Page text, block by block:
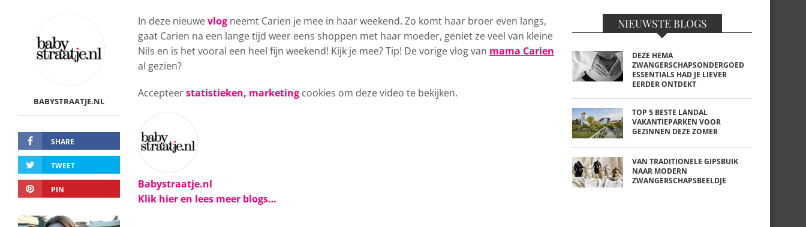
BABYSTRAATJE.NL
SHARE
TWEET
PIN
In deze nieuwevlog neemt Carien je mee in haar weekend. Zo komt haar broer even langs,
gaat Carien na een lange tijd weer eens shoppen met haar moeder, geniet ze veel van kleine
Nils en is het vooral een heel fijn weekend! Kijk je mee? Tip! De vorige vlog van mama Carien
al gezien?
Accepteerstatistieken, marketing cookies om deze video te bekijken.
Babystraatje.nl
Klik hier en lees meer blogs…
NIEUWSTE BLOGS
DEZE HEMA
ZWANGERSCHAPSONDERGOED
ESSENTIALS HAD JE LIEVER
EERDER ONTDEKT
TOP 5 BESTE LANDAL
VAKANTIEPARKEN VOOR
GEZINNEN DEZE ZOMER
VAN TRADITIONELE GIPSBUIK
NAAR MODERN
ZWANGERSCHAPSBEELDJE